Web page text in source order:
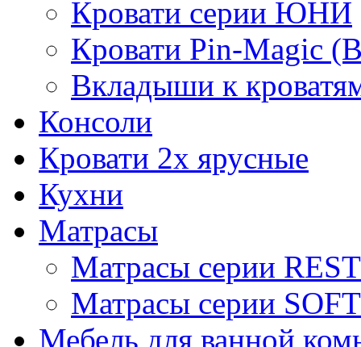
Кровати серии ЮНИ
Кровати Pin-Magic
Вкладыши к
Консоли
Кровати 2х ярусные
Кухни
Матрасы
Матрасы серии REST
Матрасы серии SOFT
Мебель для ванной